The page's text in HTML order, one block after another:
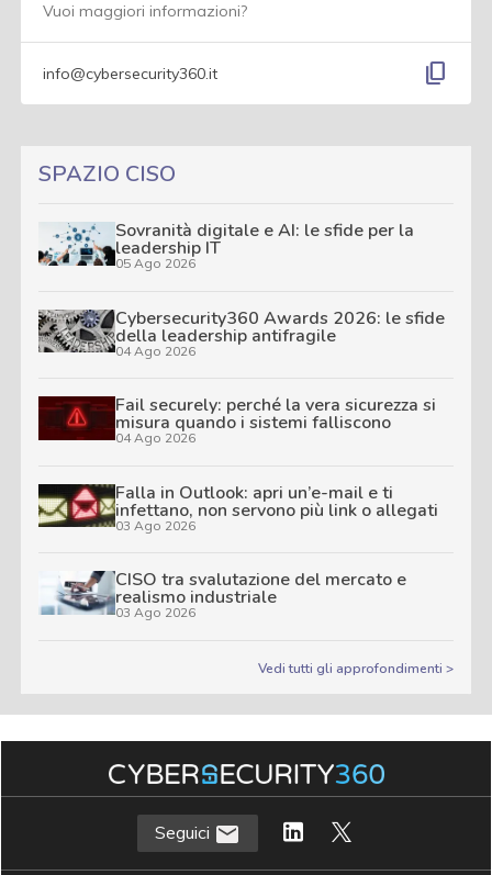
Vuoi maggiori informazioni?
info@cybersecurity360.it content_copy
SPAZIO CISO
Sovranità digitale e AI: le sfide per la
leadership IT
05 Ago 2026
Cybersecurity360 Awards 2026: le sfide
della leadership antifragile
04 Ago 2026
Fail securely: perché la vera sicurezza si
misura quando i sistemi falliscono
04 Ago 2026
Falla in Outlook: apri un’e-mail e ti
infettano, non servono più link o allegati
03 Ago 2026
CISO tra svalutazione del mercato e
realismo industriale
03 Ago 2026
Vedi tutti gli approfondimenti >
Seguici